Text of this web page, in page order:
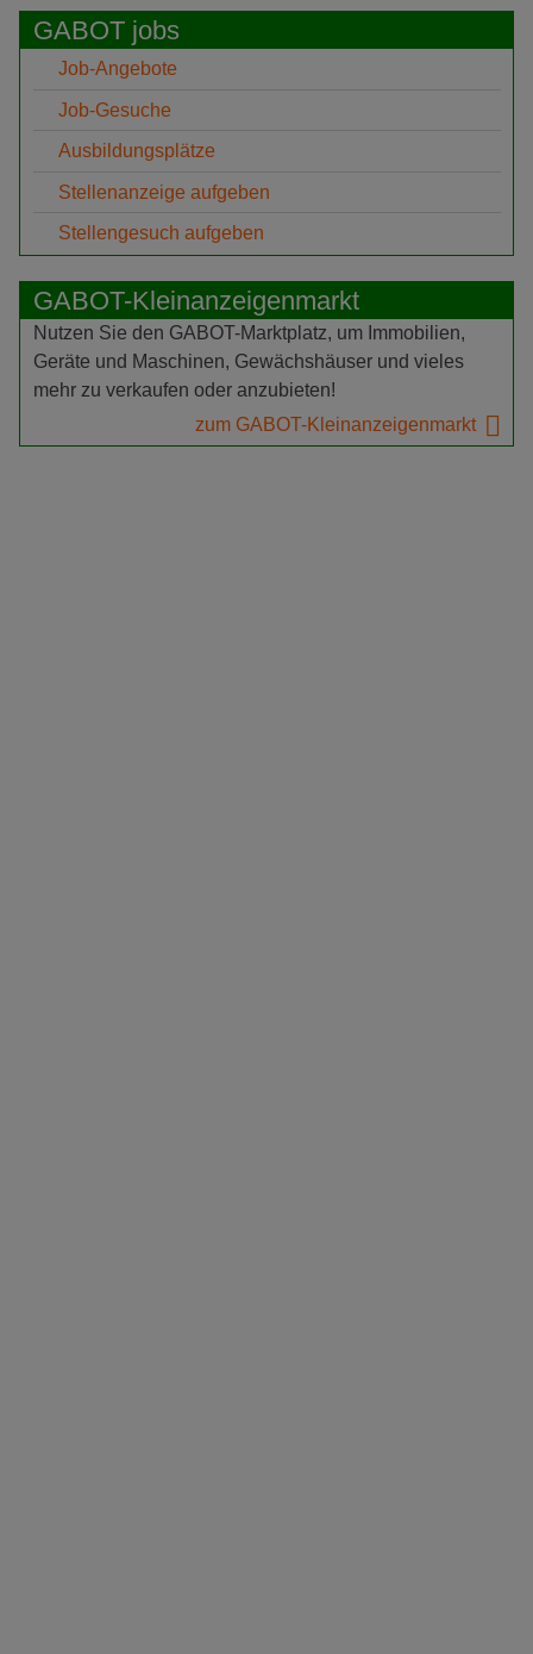
GABOT jobs
Job-Angebote
Job-Gesuche
Ausbildungsplätze
Stellenanzeige aufgeben
Stellengesuch aufgeben
GABOT-Kleinanzeigenmarkt
Nutzen Sie den GABOT-Marktplatz, um Immobilien,
Geräte und Maschinen, Gewächshäuser und vieles
mehr zu verkaufen oder anzubieten!
zum GABOT-Kleinanzeigenmarkt